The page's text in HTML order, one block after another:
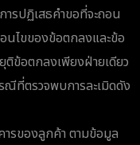
รปฏิเสธคำขอที่จะถอน
นไขของข้อตกลงและข้อ
ข้อตกลงเพียงฝ่ายเดียว
ณีที่ตรวจพบการละเมิดดัง
รของลูกค้า ตามข้อมูล